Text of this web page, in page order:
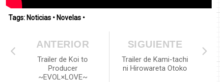
Tags: Noticias • Novelas •
SIGUIENTE
Trailer de Kami-tachi
ni Hirowareta Otoko
ANTERIOR
Trailer de Koi to
Producer
~EVOL×LOVE~